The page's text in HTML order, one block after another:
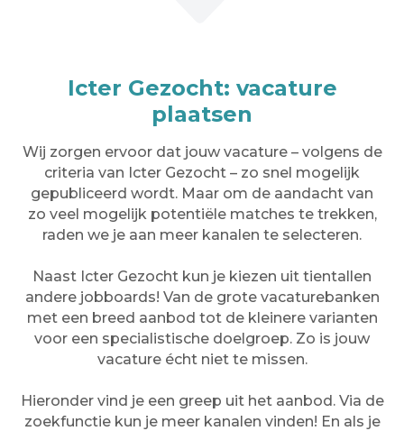
Icter Gezocht: vacature
plaatsen
Wij zorgen ervoor dat jouw vacature – volgens de
criteria van Icter Gezocht – zo snel mogelijk
gepubliceerd wordt. Maar om de aandacht van
zo veel mogelijk potentiële matches te trekken,
raden we je aan meer kanalen te selecteren.
Naast Icter Gezocht kun je kiezen uit tientallen
andere jobboards! Van de grote vacaturebanken
met een breed aanbod tot de kleinere varianten
voor een specialistische doelgroep. Zo is jouw
vacature écht niet te missen.
Hieronder vind je een greep uit het aanbod. Via de
zoekfunctie kun je meer kanalen vinden! En als je